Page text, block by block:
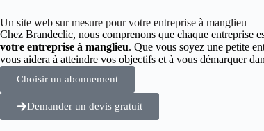
Un site web sur mesure pour votre entreprise à manglieu
Chez Brandeclic, nous comprenons que chaque entreprise
votre entreprise à manglieu. Que vous soyez une petite
vous aidera à atteindre vos objectifs et à vous démarquer
Choisir un abonnement
Demander un devis gratuit